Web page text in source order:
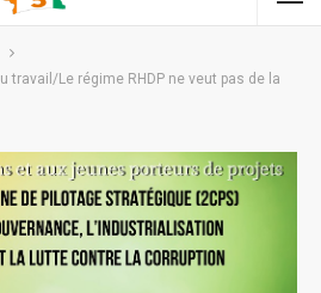
travail/Le régime RHDP ne veut pas de la